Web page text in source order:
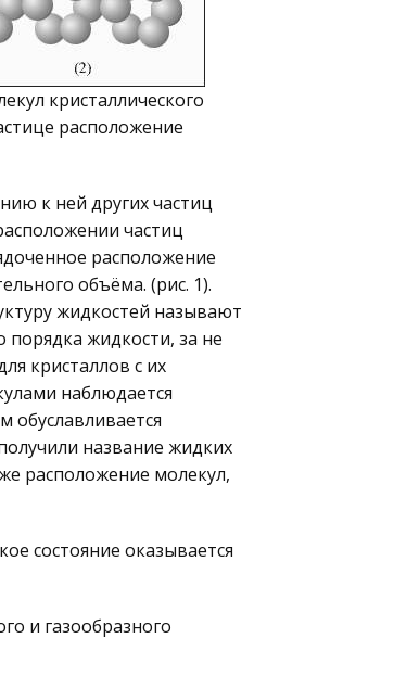
кристаллического
расположение
к ней других частиц
частиц
расположение
объёма. (рис. 1).
жидкостей называют
порядка жидкости, за не
кристаллов с их
наблюдается
обуславливается
название жидких
расположение молекул,
состояние оказывается
и газообразного